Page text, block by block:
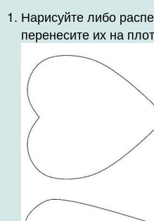
Нарисуйте либо
перенесите их на